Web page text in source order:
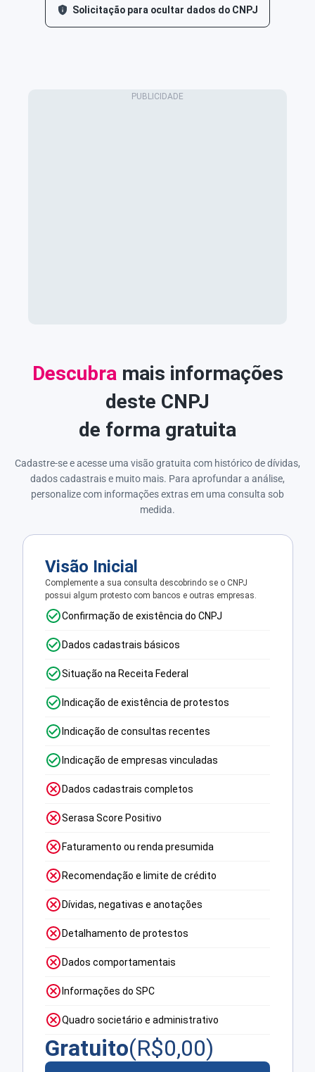
Solicitação para ocultar dados do CNPJ
Descubra mais informações
deste CNPJ
de forma gratuita
Cadastre-se e acesse uma visão gratuita com histórico de dívidas,
dados cadastrais e muito mais. Para aprofundar a análise,
personalize com informações extras em uma consulta sob
medida.
Visão Inicial
Complemente a sua consulta descobrindo se o CNPJ
possui algum protesto com bancos e outras empresas.
Confirmação de existência do CNPJ
Dados cadastrais básicos
Situação na Receita Federal
Indicação de existência de protestos
Indicação de consultas recentes
Indicação de empresas vinculadas
Dados cadastrais completos
Serasa Score Positivo
Faturamento ou renda presumida
Recomendação e limite de crédito
Dívidas, negativas e anotações
Detalhamento de protestos
Dados comportamentais
Informações do SPC
Quadro societário e administrativo
Gratuito(R$0,00)